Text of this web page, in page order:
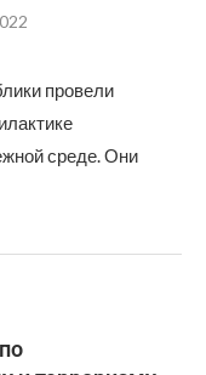
провели
среде. Они